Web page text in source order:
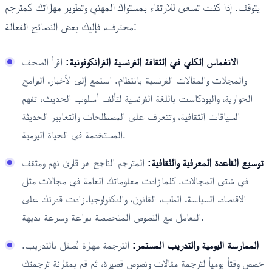
يتوقف. إذا كنت تسعى للارتقاء بمستواك المهني وتطوير مهاراتك كمترجم
محترف، فإليك بعض النصائح الفعالة:
الانغماس الكلي في الثقافة الفرنسية الفرانكوفونية: اقرأ الصحف
والمجلات والمقالات الفرنسية بانتظام. استمع إلى الأخبار، البرامج
الحوارية، والبودكاست باللغة الفرنسية لتألف أسلوب الحديث، تفهم
السياقات الثقافية، وتتعرف على المصطلحات والتعابير الحديثة
المستخدمة في الحياة اليومية.
توسيع القاعدة المعرفية والثقافية: المترجم الناجح هو قارئ نهم ومثقف
في شتى المجالات. كلما زادت معلوماتك العامة في مجالات مثل
الاقتصاد، السياسة، الطب، القانون، والتكنولوجيا، زادت قدرتك على
التعامل مع النصوص المتخصصة ببراعة وسرعة بديهة.
الممارسة اليومية والتدريب المستمر: الترجمة مهارة تُصقل بالتدريب.
خصص وقتاً يومياً لترجمة مقالات ونصوص قصيرة، ثم قم بمقارنة ترجمتك